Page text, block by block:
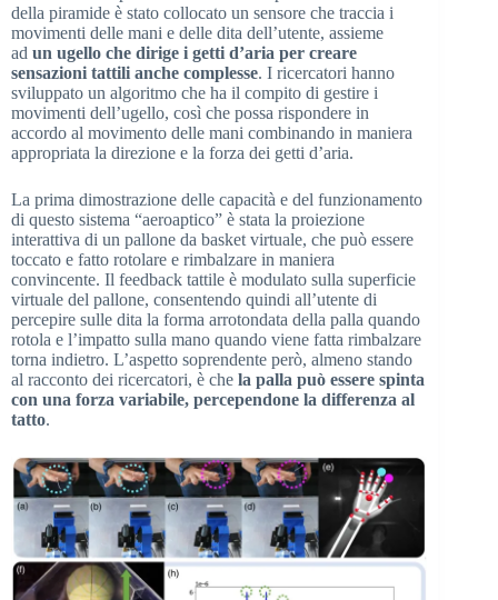
della piramide è stato collocato un sensore che traccia i
movimenti delle mani e delle dita dell’utente, assieme
ad un ugello che dirige i getti d’aria per creare
sensazioni tattili anche complesse. I ricercatori hanno
sviluppato un algoritmo che ha il compito di gestire i
movimenti dell’ugello, così che possa rispondere in
accordo al movimento delle mani combinando in maniera
appropriata la direzione e la forza dei getti d’aria.
La prima dimostrazione delle capacità e del funzionamento
di questo sistema “aeroaptico” è stata la proiezione
interattiva di un pallone da basket virtuale, che può essere
toccato e fatto rotolare e rimbalzare in maniera
convincente. Il feedback tattile è modulato sulla superficie
virtuale del pallone, consentendo quindi all’utente di
percepire sulle dita la forma arrotondata della palla quando
rotola e l’impatto sulla mano quando viene fatta rimbalzare
torna indietro. L’aspetto soprendente però, almeno stando
al racconto dei ricercatori, è che la palla può essere spinta
con una forza variabile, percependone la differenza al
tatto.